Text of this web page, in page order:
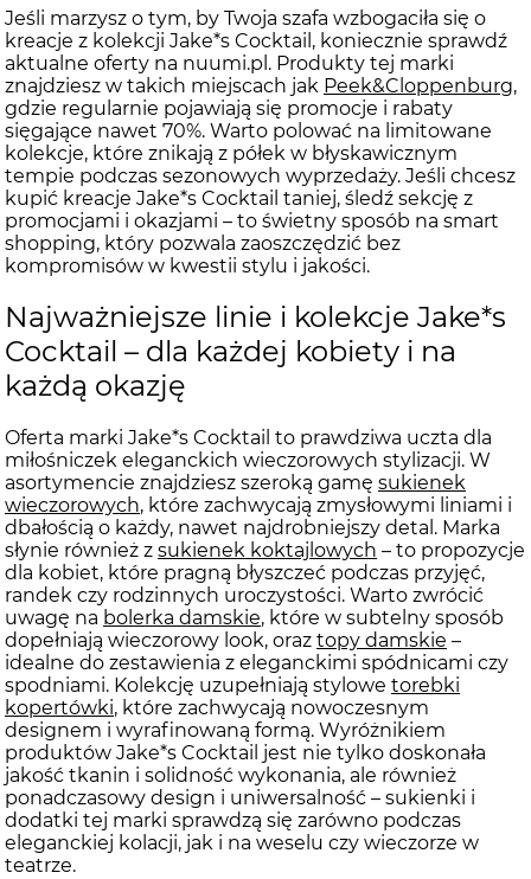
Jeśli marzysz o tym, by Twoja szafa wzbogaciła się o
kreacje z kolekcji Jake*s Cocktail, koniecznie sprawdź
aktualne oferty na nuumi.pl. Produkty tej marki
znajdziesz w takich miejscach jak Peek&Cloppenburg,
gdzie regularnie pojawiają się promocje i rabaty
sięgające nawet 70%. Warto polować na limitowane
kolekcje, które znikają z półek w błyskawicznym
tempie podczas sezonowych wyprzedaży. Jeśli chcesz
kupić kreacje Jake*s Cocktail taniej, śledź sekcję z
promocjami i okazjami – to świetny sposób na smart
shopping, który pozwala zaoszczędzić bez
kompromisów w kwestii stylu i jakości.
Najważniejsze linie i kolekcje Jake*s
Cocktail – dla każdej kobiety i na
każdą okazję
Oferta marki Jake*s Cocktail to prawdziwa uczta dla
miłośniczek eleganckich wieczorowych stylizacji. W
asortymencie znajdziesz szeroką gamę sukienek
wieczorowych, które zachwycają zmysłowymi liniami i
dbałością o każdy, nawet najdrobniejszy detal. Marka
słynie również z sukienek koktajlowych – to propozycje
dla kobiet, które pragną błyszczeć podczas przyjęć,
randek czy rodzinnych uroczystości. Warto zwrócić
uwagę na bolerka damskie, które w subtelny sposób
dopełniają wieczorowy look, oraz topy damskie –
idealne do zestawienia z eleganckimi spódnicami czy
spodniami. Kolekcję uzupełniają stylowe torebki
kopertówki, które zachwycają nowoczesnym
designem i wyrafinowaną formą. Wyróżnikiem
produktów Jake*s Cocktail jest nie tylko doskonała
jakość tkanin i solidność wykonania, ale również
ponadczasowy design i uniwersalność – sukienki i
dodatki tej marki sprawdzą się zarówno podczas
eleganckiej kolacji, jak i na weselu czy wieczorze w
teatrze.